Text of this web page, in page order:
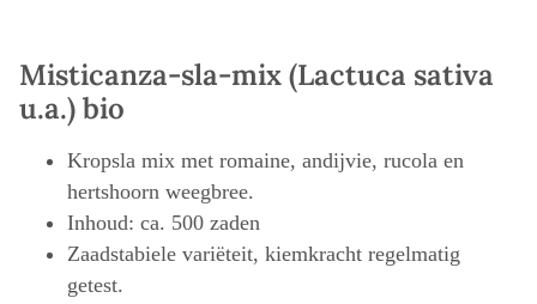
Misticanza-sla-mix (Lactuca sativa
u.a.) bio
Kropsla mix met romaine, andijvie, rucola en
hertshoorn weegbree.
Inhoud: ca. 500 zaden
Zaadstabiele variëteit, kiemkracht regelmatig
getest.